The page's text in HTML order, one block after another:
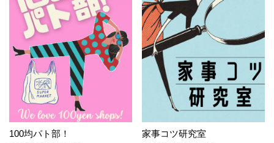
100均パト部！ 家事コツ研究室